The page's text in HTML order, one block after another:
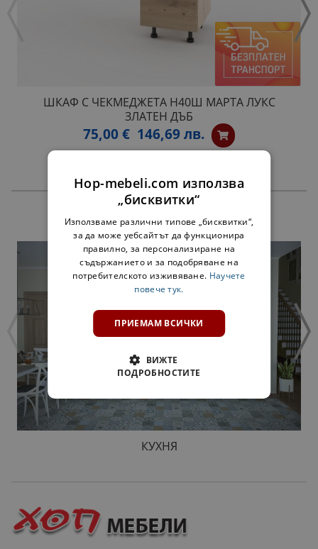
ШКАФ С ЧЕКМЕДЖЕТА H40Ш МАРТА ЛУКС
ЗЛАТЕН ДЪБ
75,00 € 146,69 лв.
ПРОДУКТИ
КУХНЯ
Hop-mebeli.com използва
„бисквитки“
Използваме различни типове „бисквитки“,
за да може уебсайтът да функционира
правилно, за персонализиране на
съдържанието и за подобряване на
потребителското изживяване. Научете
повече тук.
ПРИЕМАМ ВСИЧКИ
ВИЖТЕ
ПОДРОБНОСТИТЕ